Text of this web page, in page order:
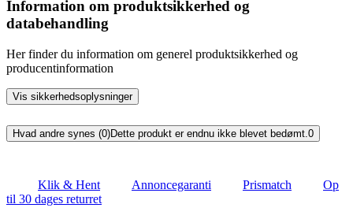
Information om produktsikkerhed og
databehandling
Her finder du information om generel produktsikkerhed og
producentinformation
Vis sikkerhedsoplysninger
Hvad andre synes (0)Dette produkt er endnu ikke blevet bedømt. 0
Klik & Hent Annoncegaranti Prismatch
Op
til 30 dages returret